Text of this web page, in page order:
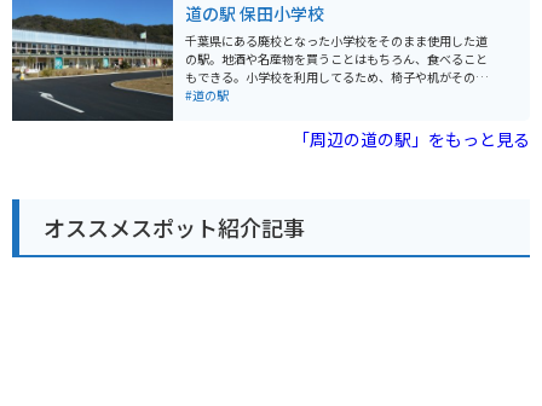
には、江の島や鎌倉などの人気観光スポットも点在して
おり、足を延ばしてみるのも良いでしょう。 道の駅 湘南
ちがさき では、定期的にイベントも開催されています。
地元のアーティストによるライブや、季節のイベントな
ど、湘南の文化に触れることができる機会です。イベン
ト情報は、公式ウェブサイトで確認できます。 お土産に
を使ったお菓子などがおすすめです。 少し足を延ばせ
品である、新鮮な野菜や果物、手作りジャムなどが人気
です。また、レストランでは、地元産の食材をふんだん
に使った料理を楽しむことができます。特に、地元産の
猪肉を使った「猪肉丼」は、ここでしか味わえない人気
メニューです。
道の駅 保田小学校
千葉県にある廃校となった小学校をそのまま使用した道
の駅。地酒や名産物を買うことはもちろん、食べること
もできる。小学校を利用してるため、椅子や机がそのま
ま利用されたりもしてました。道の駅では珍しく宿泊施
#道の駅
「周辺の道の駅」をもっと見る
オススメスポット紹介記事